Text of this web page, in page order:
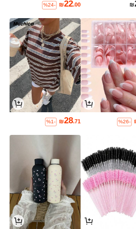
₪
₪22.00
%24-
%26-
₪28.71
%1-